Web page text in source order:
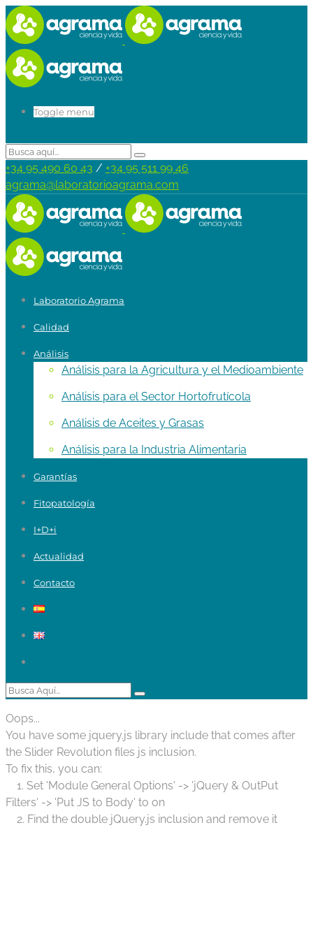
Toggle menu
+34 95 490 60 43 / +34 95 511 99 46
agrama@laboratorioagrama.com
Laboratorio Agrama
Calidad
Análisis
Análisis para la Agricultura y el Medioambiente
Análisis para el Sector Hortofrutícola
Análisis de Aceites y Grasas
Análisis para la Industria Alimentaria
Garantías
Fitopatología
I+D+i
Actualidad
Contacto
Oops...
You have some jquery.js library include that comes after
the Slider Revolution files js inclusion.
To fix this, you can:
1. Set 'Module General Options' -> 'jQuery & OutPut
Filters' -> 'Put JS to Body' to on
2. Find the double jQuery.js inclusion and remove it